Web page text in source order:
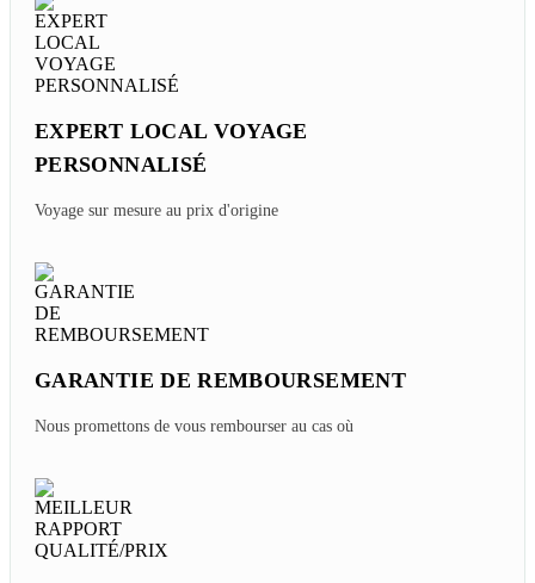
EXPERT LOCAL VOYAGE
PERSONNALISÉ
Voyage sur mesure au prix d'origine
GARANTIE DE REMBOURSEMENT
Nous promettons de vous rembourser au cas où